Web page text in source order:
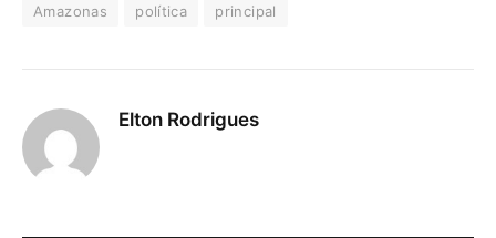
Amazonas política principal
Elton Rodrigues